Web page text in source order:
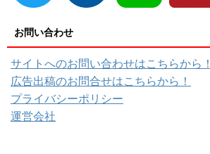
お問い合わせ
サイトへのお問い合わせはこちらから！
広告出稿のお問合せはこちらから！
プライバシーポリシー
運営会社